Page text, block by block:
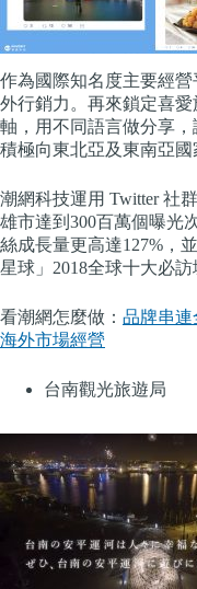
作為國際知名度主要經
外行銷力。再來鎖定喜
軸，用不同語言做分享，
積極向東北亞及東南亞國
潮網科技運用 Twitter 社
雄市達到300百萬個曝光
絲成長量更高達127%，
星球」2018全球十大必訪
看潮網怎麼做： 品牌串連
海外市場經營
台南觀光旅遊局